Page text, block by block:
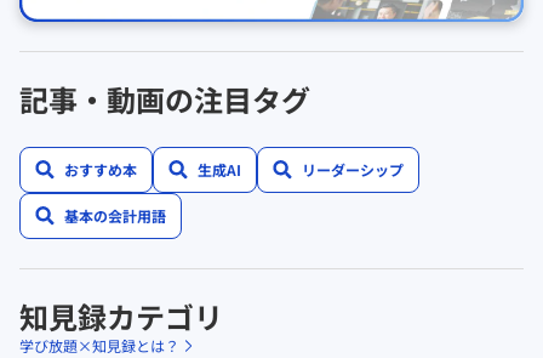
記事・動画の注目タグ
おすすめ本 生成AI リーダーシップ
基本の会計用語
知見録カテゴリ
学び放題×知見録とは？